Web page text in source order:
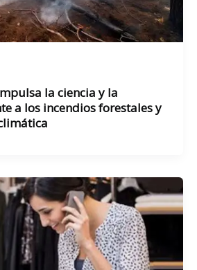
la ciencia y la
a los incendios forestales y